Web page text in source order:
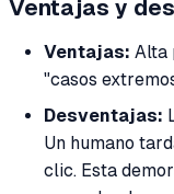
Ventajas y
Ventajas: Alta
"casos
Desventajas:
Un humano
clic. Esta